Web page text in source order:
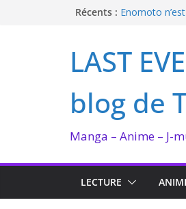
Récents : Enomoto
Ma collection
I’m not in
LAST
blog de
Manga – Anime – J-
LECTURE